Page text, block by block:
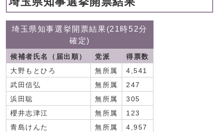
埼玉県知事選挙開票結果(21時52分
確定)
候補者氏名（届出順） 党派
得票数
大野もとひろ
無所属
4,541
武田信弘
無所属
247
浜田聡
無所属
305
櫻井志津江
無所属
123
青島けんた
無所属 4,957